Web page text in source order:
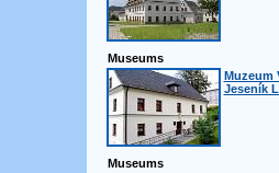
Museums
Muzeum
Jeseník
Museums